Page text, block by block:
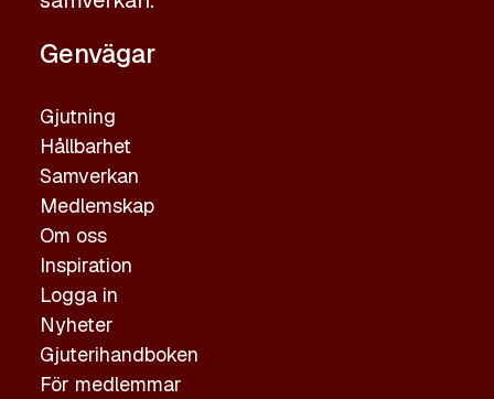
Genvägar
Gjutning
Hållbarhet
Samverkan
Medlemskap
Om oss
Inspiration
Logga in
Nyheter
Gjuterihandboken
För medlemmar